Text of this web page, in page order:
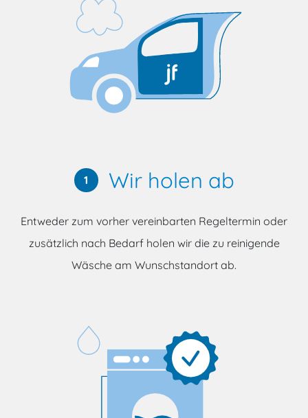
1 Wir holen ab
Entweder zum vorher vereinbarten Regeltermin oder
zusätzlich nach Bedarf holen wir die zu reinigende
Wäsche am Wunschstandort ab.